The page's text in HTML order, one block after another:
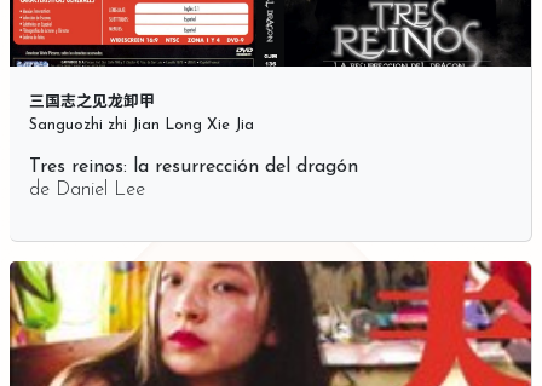
三国志之见龙卸甲
Sanguozhi zhi Jian Long Xie Jia
Tres reinos: la resurrección del dragón
de Daniel Lee